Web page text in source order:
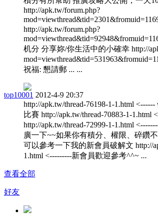
http://apk.tw/forum.php?
http://apk.tw/forum.php?
机分 分享妳/你生活中的小確幸 http://
祝福: 懇請郵 ... ...
top10001 2012-4-9 20:37
http://apk.tw/thread-76198-1-1.html
比賽 http://apk.tw/thread-70883-1-1.html
http://apk.tw/thread-72999-1-1.html
廣一下~~如果你有積分、權限、碎鑽
可以參考一下我的新會員破解文 http://
1.html <---------新會員歡迎參考^^~ ...
查看全部
好友